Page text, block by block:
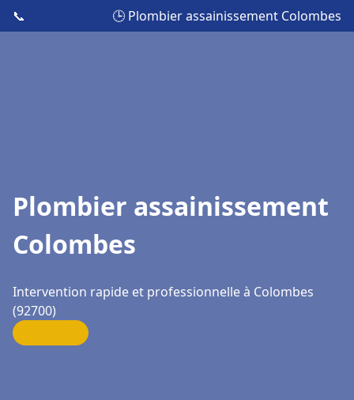
📞 🕒 Plombier assainissement Colombes
Plombier assainissement
Colombes
Intervention rapide et professionnelle à Colombes
(92700)